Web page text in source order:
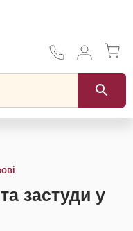
застуди у